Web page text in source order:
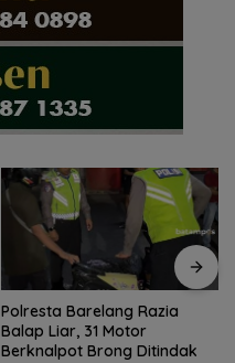
Polresta Barelang Razia
Balap Liar, 31 Motor
Berknalpot Brong Ditindak